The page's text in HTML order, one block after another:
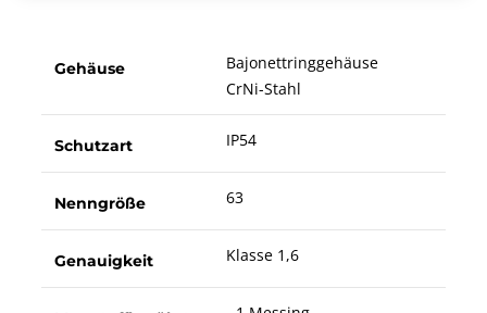
Gehäuse
Bajonettringgehäuse
CrNi-Stahl
Schutzart IP54
Nenngröße 63
Genauigkeit Klasse 1,6